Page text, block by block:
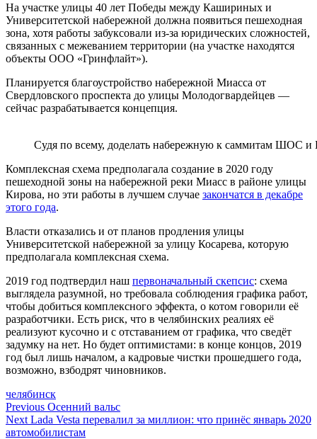
На участке улицы 40 лет Победы между Кашириных и
Университетской набережной должна появиться пешеходная
зона, хотя работы забуксовали из-за юридических сложностей,
связанных с межеванием территории (на участке находятся
объекты ООО «Гринфлайт»).
Планируется благоустройство набережной Миасса от
Свердловского проспекта до улицы Молодогвардейцев —
сейчас разрабатывается концепция.
Судя по всему, доделать набережную к саммитам ШОС
Комплексная схема предполагала создание в 2020 году
пешеходной зоны на набережной реки Миасс в районе улицы
Кирова, но эти работы в лучшем случае закончатся в декабре
этого года.
Власти отказались и от планов продления улицы
Университетской набережной за улицу Косарева, которую
предполагала комплексная схема.
2019 год подтвердил наш первоначальный скепсис: схема
выглядела разумной, но требовала соблюдения графика работ,
чтобы добиться комплексного эффекта, о котом говорили её
разработчики. Есть риск, что в челябинских реалиях её
реализуют кусочно и с отставанием от графика, что сведёт
задумку на нет. Но будет оптимистами: в конце концов, 2019
год был лишь началом, а кадровые чистки прошедшего года,
возможно, взбодрят чиновников.
челябинск
Навигация
по
Previous Осенний вальс
Next Lada Vesta перевалил за миллион: что принёс январь 2020
автомобилистам